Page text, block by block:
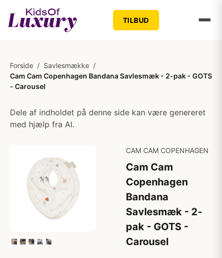
TILBUD
Forside / Savlesmække /
Cam Cam Copenhagen Bandana Savlesmæk - 2-pak - GOTS
- Carousel
Dele af indholdet på denne side kan være genereret
med hjælp fra AI.
CAM CAM COPENHAGEN
Cam Cam
Copenhagen
Bandana
Savlesmæk - 2-
pak - GOTS -
Carousel